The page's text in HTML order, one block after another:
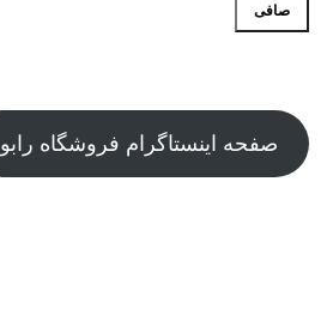
حداقل
حداكثر
صافی
صفحه اینستاگرام فروشگاه رابو